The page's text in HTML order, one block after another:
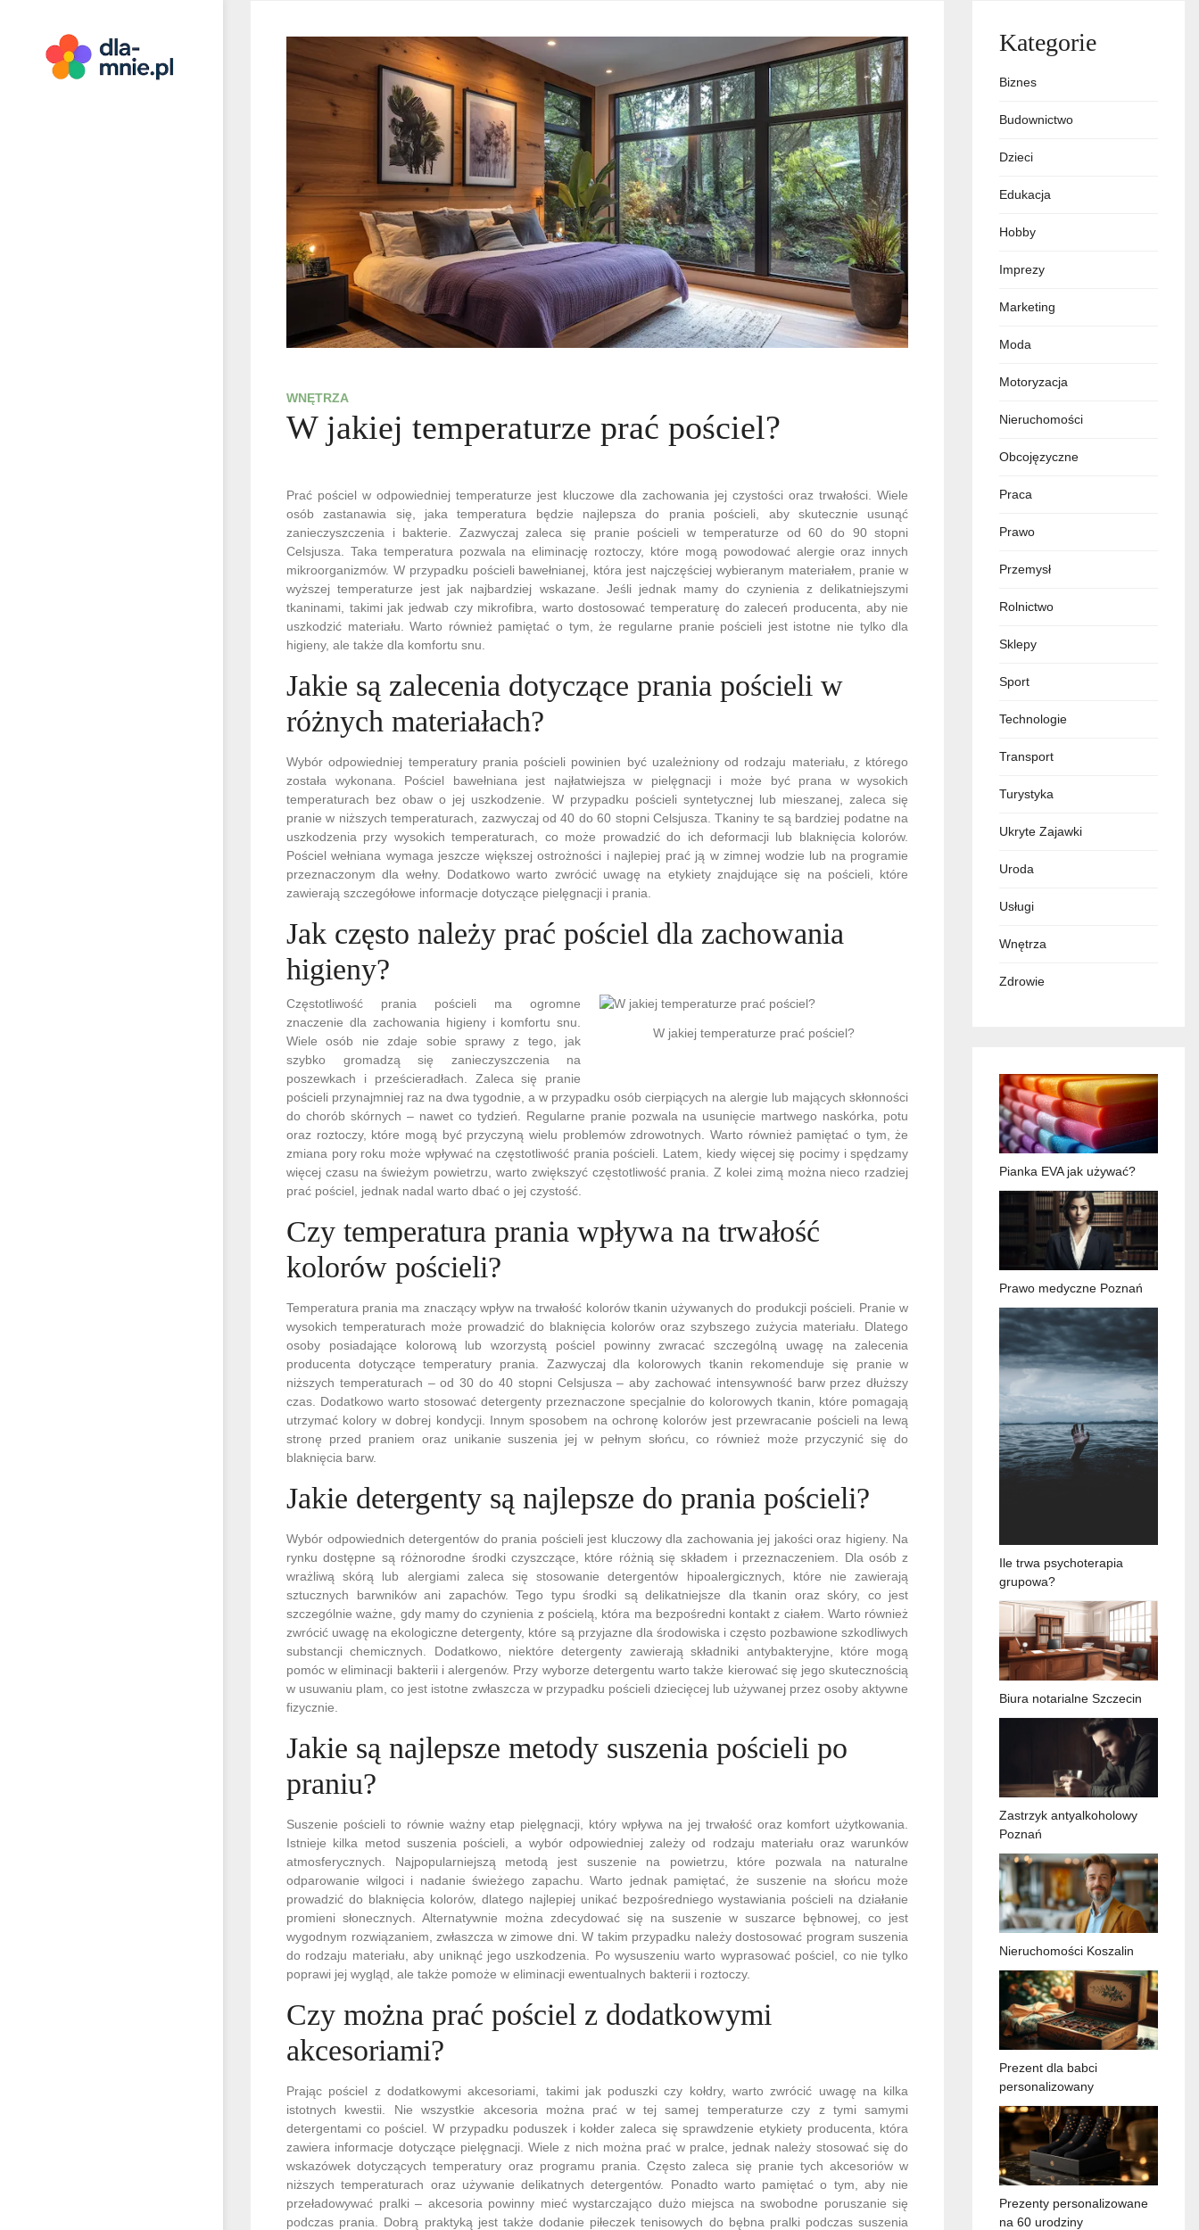
WNĘTRZA
W jakiej temperaturze prać pościel?
Prać pościel w odpowiedniej temperaturze jest kluczowe dla zachowania jej czystości oraz trwałości. Wiele
osób zastanawia się, jaka temperatura będzie najlepsza do prania pościeli, aby skutecznie usunąć
zanieczyszczenia i bakterie. Zazwyczaj zaleca się pranie pościeli w temperaturze od 60 do 90 stopni
Celsjusza. Taka temperatura pozwala na eliminację roztoczy, które mogą powodować alergie oraz innych
mikroorganizmów. W przypadku pościeli bawełnianej, która jest najczęściej wybieranym materiałem, pranie w
wyższej temperaturze jest jak najbardziej wskazane. Jeśli jednak mamy do czynienia z delikatniejszymi
tkaninami, takimi jak jedwab czy mikrofibra, warto dostosować temperaturę do zaleceń producenta, aby nie
uszkodzić materiału. Warto również pamiętać o tym, że regularne pranie pościeli jest istotne nie tylko dla
higieny, ale także dla komfortu snu.
Jakie są zalecenia dotyczące prania pościeli w
różnych materiałach?
Wybór odpowiedniej temperatury prania pościeli powinien być uzależniony od rodzaju materiału, z którego
została wykonana. Pościel bawełniana jest najłatwiejsza w pielęgnacji i może być prana w wysokich
temperaturach bez obaw o jej uszkodzenie. W przypadku pościeli syntetycznej lub mieszanej, zaleca się
pranie w niższych temperaturach, zazwyczaj od 40 do 60 stopni Celsjusza. Tkaniny te są bardziej podatne na
uszkodzenia przy wysokich temperaturach, co może prowadzić do ich deformacji lub blaknięcia kolorów.
Pościel wełniana wymaga jeszcze większej ostrożności i najlepiej prać ją w zimnej wodzie lub na programie
przeznaczonym dla wełny. Dodatkowo warto zwrócić uwagę na etykiety znajdujące się na pościeli, które
zawierają szczegółowe informacje dotyczące pielęgnacji i prania.
Jak często należy prać pościel dla zachowania
higieny?
W jakiej temperaturze prać pościel?
Częstotliwość prania pościeli ma ogromne
znaczenie dla zachowania higieny i komfortu snu.
Wiele osób nie zdaje sobie sprawy z tego, jak
szybko gromadzą się zanieczyszczenia na
poszewkach i prześcieradłach. Zaleca się pranie
pościeli przynajmniej raz na dwa tygodnie, a w przypadku osób cierpiących na alergie lub mających skłonności
do chorób skórnych – nawet co tydzień. Regularne pranie pozwala na usunięcie martwego naskórka, potu
oraz roztoczy, które mogą być przyczyną wielu problemów zdrowotnych. Warto również pamiętać o tym, że
zmiana pory roku może wpływać na częstotliwość prania pościeli. Latem, kiedy więcej się pocimy i spędzamy
więcej czasu na świeżym powietrzu, warto zwiększyć częstotliwość prania. Z kolei zimą można nieco rzadziej
prać pościel, jednak nadal warto dbać o jej czystość.
Czy temperatura prania wpływa na trwałość
kolorów pościeli?
Temperatura prania ma znaczący wpływ na trwałość kolorów tkanin używanych do produkcji pościeli. Pranie w
wysokich temperaturach może prowadzić do blaknięcia kolorów oraz szybszego zużycia materiału. Dlatego
osoby posiadające kolorową lub wzorzystą pościel powinny zwracać szczególną uwagę na zalecenia
producenta dotyczące temperatury prania. Zazwyczaj dla kolorowych tkanin rekomenduje się pranie w
niższych temperaturach – od 30 do 40 stopni Celsjusza – aby zachować intensywność barw przez dłuższy
czas. Dodatkowo warto stosować detergenty przeznaczone specjalnie do kolorowych tkanin, które pomagają
utrzymać kolory w dobrej kondycji. Innym sposobem na ochronę kolorów jest przewracanie pościeli na lewą
stronę przed praniem oraz unikanie suszenia jej w pełnym słońcu, co również może przyczynić się do
blaknięcia barw.
Jakie detergenty są najlepsze do prania pościeli?
Wybór odpowiednich detergentów do prania pościeli jest kluczowy dla zachowania jej jakości oraz higieny. Na
rynku dostępne są różnorodne środki czyszczące, które różnią się składem i przeznaczeniem. Dla osób z
wrażliwą skórą lub alergiami zaleca się stosowanie detergentów hipoalergicznych, które nie zawierają
sztucznych barwników ani zapachów. Tego typu środki są delikatniejsze dla tkanin oraz skóry, co jest
szczególnie ważne, gdy mamy do czynienia z pościelą, która ma bezpośredni kontakt z ciałem. Warto również
zwrócić uwagę na ekologiczne detergenty, które są przyjazne dla środowiska i często pozbawione szkodliwych
substancji chemicznych. Dodatkowo, niektóre detergenty zawierają składniki antybakteryjne, które mogą
pomóc w eliminacji bakterii i alergenów. Przy wyborze detergentu warto także kierować się jego skutecznością
w usuwaniu plam, co jest istotne zwłaszcza w przypadku pościeli dziecięcej lub używanej przez osoby aktywne
fizycznie.
Jakie są najlepsze metody suszenia pościeli po
praniu?
Suszenie pościeli to równie ważny etap pielęgnacji, który wpływa na jej trwałość oraz komfort użytkowania.
Istnieje kilka metod suszenia pościeli, a wybór odpowiedniej zależy od rodzaju materiału oraz warunków
atmosferycznych. Najpopularniejszą metodą jest suszenie na powietrzu, które pozwala na naturalne
odparowanie wilgoci i nadanie świeżego zapachu. Warto jednak pamiętać, że suszenie na słońcu może
prowadzić do blaknięcia kolorów, dlatego najlepiej unikać bezpośredniego wystawiania pościeli na działanie
promieni słonecznych. Alternatywnie można zdecydować się na suszenie w suszarce bębnowej, co jest
wygodnym rozwiązaniem, zwłaszcza w zimowe dni. W takim przypadku należy dostosować program suszenia
do rodzaju materiału, aby uniknąć jego uszkodzenia. Po wysuszeniu warto wyprasować pościel, co nie tylko
poprawi jej wygląd, ale także pomoże w eliminacji ewentualnych bakterii i roztoczy.
Czy można prać pościel z dodatkowymi
akcesoriami?
Prając pościel z dodatkowymi akcesoriami, takimi jak poduszki czy kołdry, warto zwrócić uwagę na kilka
istotnych kwestii. Nie wszystkie akcesoria można prać w tej samej temperaturze czy z tymi samymi
detergentami co pościel. W przypadku poduszek i kołder zaleca się sprawdzenie etykiety producenta, która
zawiera informacje dotyczące pielęgnacji. Wiele z nich można prać w pralce, jednak należy stosować się do
wskazówek dotyczących temperatury oraz programu prania. Często zaleca się pranie tych akcesoriów w
niższych temperaturach oraz używanie delikatnych detergentów. Ponadto warto pamiętać o tym, aby nie
przeładowywać pralki – akcesoria powinny mieć wystarczająco dużo miejsca na swobodne poruszanie się
podczas prania. Dobrą praktyką jest także dodanie piłeczek tenisowych do bębna pralki podczas suszenia
Kategorie
Biznes
Budownictwo
Dzieci
Edukacja
Hobby
Imprezy
Marketing
Moda
Motoryzacja
Nieruchomości
Obcojęzyczne
Praca
Prawo
Przemysł
Rolnictwo
Sklepy
Sport
Technologie
Transport
Turystyka
Ukryte Zajawki
Uroda
Usługi
Wnętrza
Zdrowie
Pianka EVA jak używać?
Prawo medyczne Poznań
Ile trwa psychoterapia
grupowa?
Biura notarialne Szczecin
Zastrzyk antyalkoholowy
Poznań
Nieruchomości Koszalin
Prezent dla babci
personalizowany
Prezenty personalizowane
na 60 urodziny